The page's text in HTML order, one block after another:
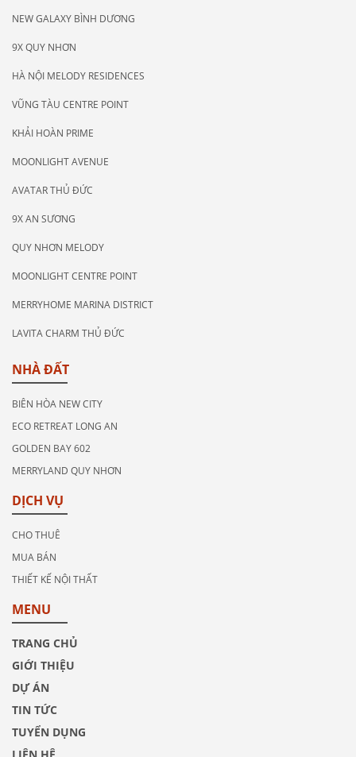
NEW GALAXY BÌNH DƯƠNG
9X QUY NHƠN
HÀ NỘI MELODY RESIDENCES
VŨNG TÀU CENTRE POINT
KHẢI HOÀN PRIME
MOONLIGHT AVENUE
AVATAR THỦ ĐỨC
9X AN SƯƠNG
QUY NHƠN MELODY
MOONLIGHT CENTRE POINT
MERRYHOME MARINA DISTRICT
LAVITA CHARM THỦ ĐỨC
NHÀ ĐẤT
BIÊN HÒA NEW CITY
ECO RETREAT LONG AN
GOLDEN BAY 602
MERRYLAND QUY NHƠN
DỊCH VỤ
CHO THUÊ
MUA BÁN
THIẾT KẾ NỘI THẤT
MENU
TRANG CHỦ
GIỚI THIỆU
DỰ ÁN
TIN TỨC
TUYỂN DỤNG